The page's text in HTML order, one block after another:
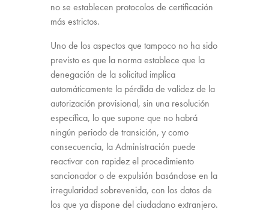
no se establecen protocolos de certificación
más estrictos.
Uno de los aspectos que tampoco no ha sido
previsto es que la norma establece que la
denegación de la solicitud implica
automáticamente la pérdida de validez de la
autorización provisional, sin una resolución
específica, lo que supone que no habrá
ningún periodo de transición, y como
consecuencia, la Administración puede
reactivar con rapidez el procedimiento
sancionador o de expulsión basándose en la
irregularidad sobrevenida, con los datos de
los que ya dispone del ciudadano extranjero.